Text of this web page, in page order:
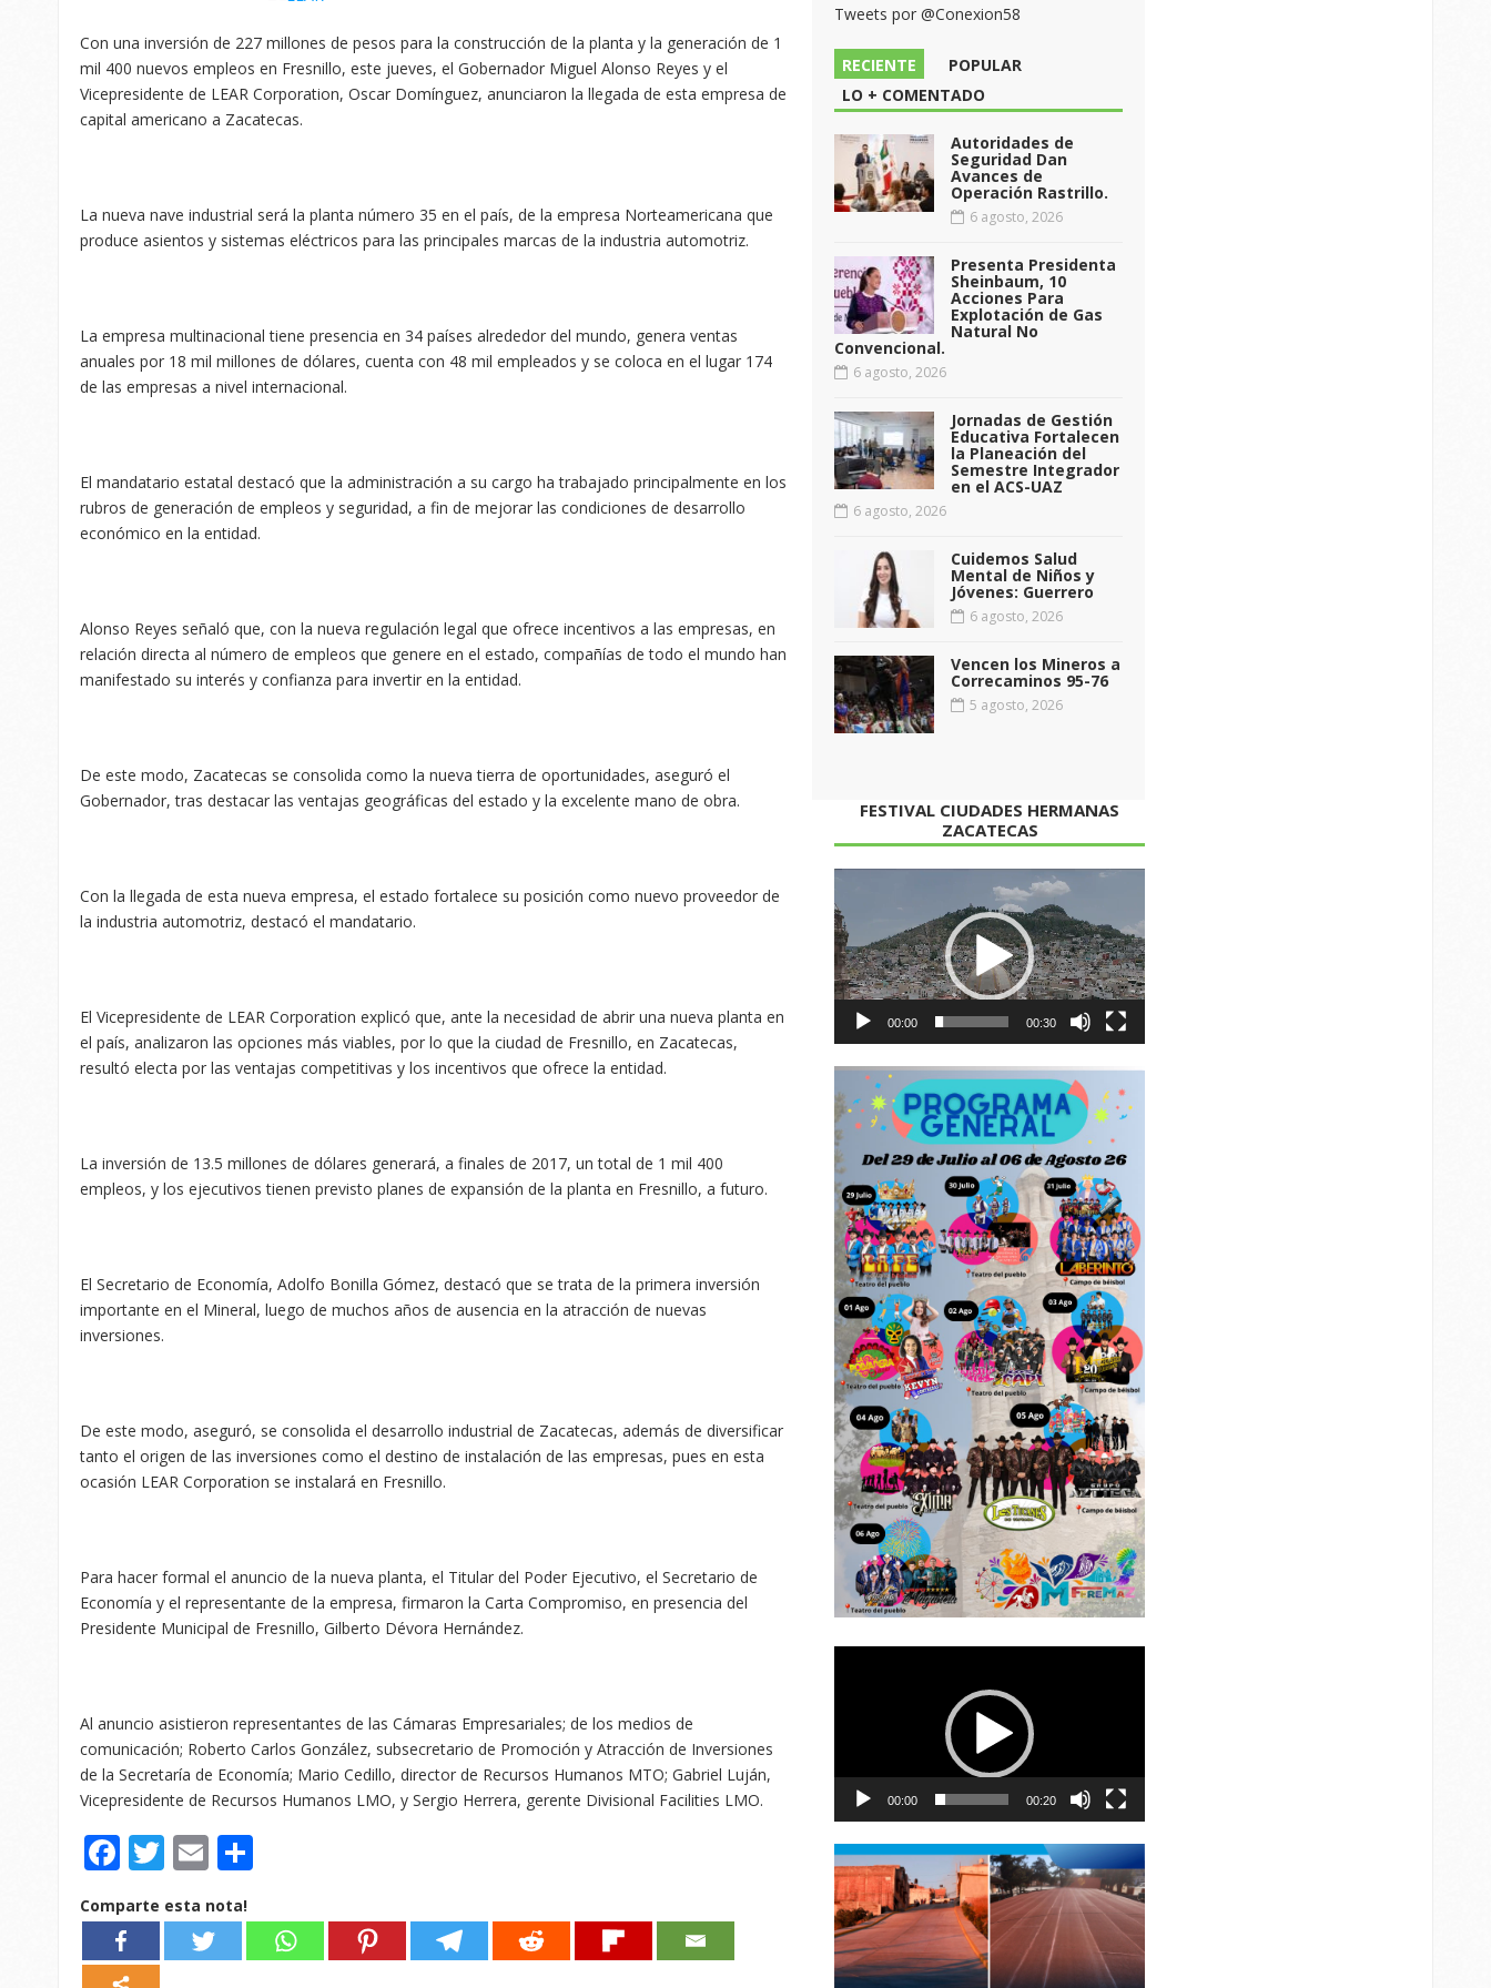
Con una inversión de 227 millones de pesos para la construcción de la planta y la generación de 1
mil 400 nuevos empleos en Fresnillo, este jueves, el Gobernador Miguel Alonso Reyes y el
Vicepresidente de LEAR Corporation, Oscar Domínguez, anunciaron la llegada de esta empresa de
capital americano a Zacatecas.
La nueva nave industrial será la planta número 35 en el país, de la empresa Norteamericana que
produce asientos y sistemas eléctricos para las principales marcas de la industria automotriz.
La empresa multinacional tiene presencia en 34 países alrededor del mundo, genera ventas
anuales por 18 mil millones de dólares, cuenta con 48 mil empleados y se coloca en el lugar 174
de las empresas a nivel internacional.
El mandatario estatal destacó que la administración a su cargo ha trabajado principalmente en los
rubros de generación de empleos y seguridad, a fin de mejorar las condiciones de desarrollo
económico en la entidad.
Alonso Reyes señaló que, con la nueva regulación legal que ofrece incentivos a las empresas, en
relación directa al número de empleos que genere en el estado, compañías de todo el mundo han
manifestado su interés y confianza para invertir en la entidad.
De este modo, Zacatecas se consolida como la nueva tierra de oportunidades, aseguró el
Gobernador, tras destacar las ventajas geográficas del estado y la excelente mano de obra.
Con la llegada de esta nueva empresa, el estado fortalece su posición como nuevo proveedor de
la industria automotriz, destacó el mandatario.
El Vicepresidente de LEAR Corporation explicó que, ante la necesidad de abrir una nueva planta en
el país, analizaron las opciones más viables, por lo que la ciudad de Fresnillo, en Zacatecas,
resultó electa por las ventajas competitivas y los incentivos que ofrece la entidad.
La inversión de 13.5 millones de dólares generará, a finales de 2017, un total de 1 mil 400
empleos, y los ejecutivos tienen previsto planes de expansión de la planta en Fresnillo, a futuro.
El Secretario de Economía, Adolfo Bonilla Gómez, destacó que se trata de la primera inversión
importante en el Mineral, luego de muchos años de ausencia en la atracción de nuevas
inversiones.
De este modo, aseguró, se consolida el desarrollo industrial de Zacatecas, además de diversificar
tanto el origen de las inversiones como el destino de instalación de las empresas, pues en esta
ocasión LEAR Corporation se instalará en Fresnillo.
Para hacer formal el anuncio de la nueva planta, el Titular del Poder Ejecutivo, el Secretario de
Economía y el representante de la empresa, firmaron la Carta Compromiso, en presencia del
Presidente Municipal de Fresnillo, Gilberto Dévora Hernández.
Al anuncio asistieron representantes de las Cámaras Empresariales; de los medios de
comunicación; Roberto Carlos González, subsecretario de Promoción y Atracción de Inversiones
de la Secretaría de Economía; Mario Cedillo, director de Recursos Humanos MTO; Gabriel Luján,
Vicepresidente de Recursos Humanos LMO, y Sergio Herrera, gerente Divisional Facilities LMO.
Facebook
Twitter
Email
Comparte esta nota!
Tweets por @Conexion58
RECIENTE
POPULAR
LO + COMENTADO
Autoridades de
Seguridad Dan
Avances de
Operación Rastrillo.
6 agosto, 2026
Presenta Presidenta
Sheinbaum, 10
Acciones Para
Explotación de Gas
Natural No
Convencional.
6 agosto, 2026
Jornadas de Gestión
Educativa Fortalecen
la Planeación del
Semestre Integrador
en el ACS-UAZ
6 agosto, 2026
Cuidemos Salud
Mental de Niños y
Jóvenes: Guerrero
6 agosto, 2026
Vencen los Mineros a
Correcaminos 95-76
5 agosto, 2026
FESTIVAL CIUDADES HERMANAS
ZACATECAS
de
vídeo
00:00 00:30
00:00 00:20